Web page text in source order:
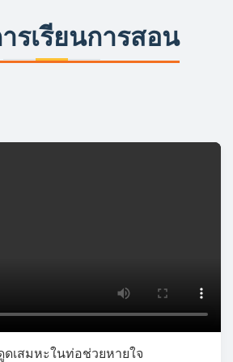
รเรียนการสอน
ดเสมหะในท่อช่วยหายใจ